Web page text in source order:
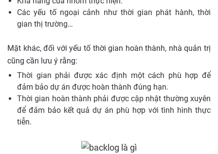
Các yếu tố ngoại cảnh như thời gian phát hành, thời
gian thị trường…
Mặt khác, đối với yếu tố thời gian hoàn thành, nhà quản trị
cũng cần lưu ý rằng:
Thời gian phải được xác định một cách phù hợp để
đảm bảo dự án được hoàn thành đúng hạn.
Thời gian hoàn thành phải được cập nhật thường xuyên
để đảm bảo kết quả dự án phù hợp với tình hình thực
tiễn.